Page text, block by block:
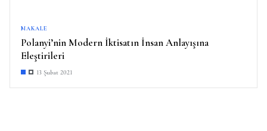
MAKALE
Polanyi’nin Modern İktisatın İnsan Anlayışına
Eleştirileri
13 Şubat 2021